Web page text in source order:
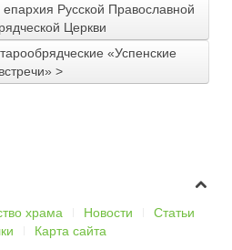
Русской Православной
Церкви
«Успенские
встречи» >
храма Новости
Статьи
Карта сайта